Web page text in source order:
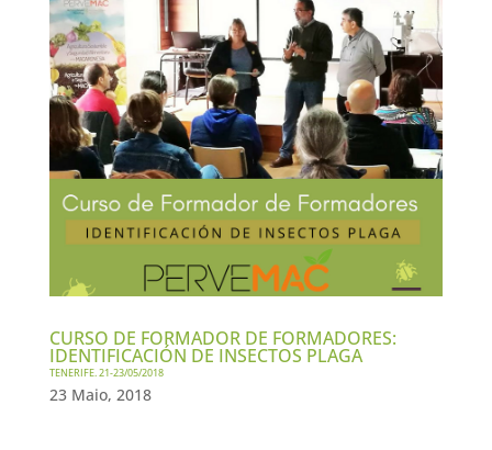
CURSO DE FORMADOR DE FORMADORES:
IDENTIFICACIÓN DE INSECTOS PLAGA
TENERIFE. 21-23/05/2018
23 Maio, 2018